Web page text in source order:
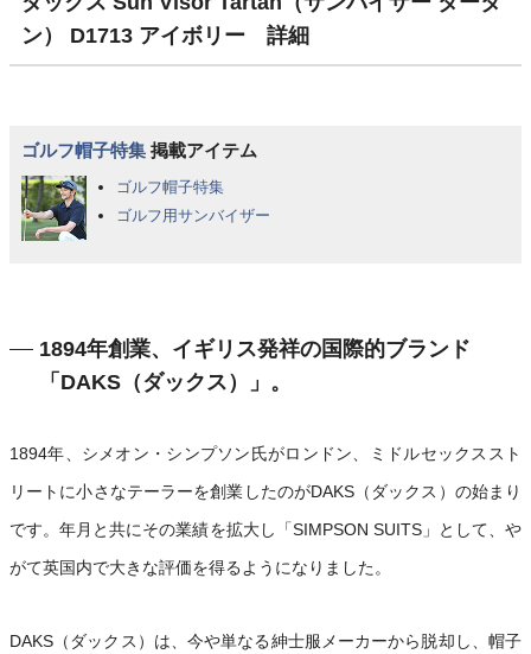
ン） D1713 アイボリー 詳細
ゴルフ帽子特集 掲載アイテム
ゴルフ帽子特集
ゴルフ用サンバイザー
1894年創業、イギリス発祥の国際的ブランド
「DAKS（ダックス）」。
1894年、シメオン・シンプソン氏がロンドン、ミドルセックススト
リートに小さなテーラーを創業したのがDAKS（ダックス）の始まり
です。年月と共にその業績を拡大し「SIMPSON SUITS」として、や
がて英国内で大きな評価を得るようになりました。
DAKS（ダックス）は、今や単なる紳士服メーカーから脱却し、帽子